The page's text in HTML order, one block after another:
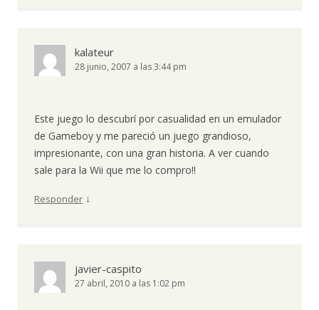
kalateur
28 junio, 2007 a las 3:44 pm
Este juego lo descubrí por casualidad en un emulador
de Gameboy y me pareció un juego grandioso,
impresionante, con una gran historia. A ver cuando
sale para la Wii que me lo compro!!
Responder ↓
javier-caspito
27 abril, 2010 a las 1:02 pm